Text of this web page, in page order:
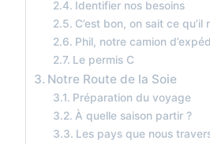
Identifier nos besoins
C’est bon, on sait ce qu’il
Phil, notre camion
Le permis C
Notre Route de la Soie
Préparation du voyage
À quelle saison partir ?
Les pays que nous